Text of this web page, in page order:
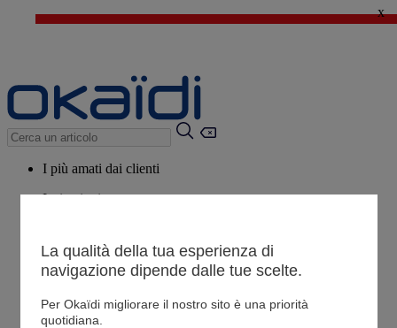
🔥SALDI : Ancora più prodotti fino al -60%*>
x
I più amati dai clienti
Ispirazioni
Potrebbero piacerti anche
Tutti i prodotti
La qualità della tua esperienza di
navigazione dipende dalle tue scelte.
Per Okaïdi migliorare il nostro sito è una priorità
quotidiana.